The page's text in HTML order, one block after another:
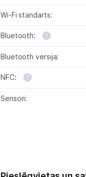
Wi-Fi standarts:
Bluetooth:
Bluetooth versija:
NFC:
Sensori: